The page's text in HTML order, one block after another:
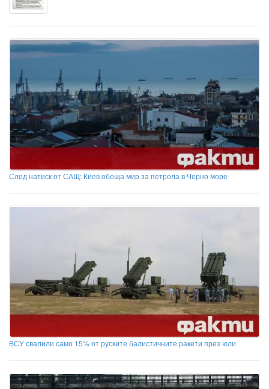
След натиск от САЩ: Киев обеща мир за петрола в Черно море
ВСУ свалили само 15% от руските балистичните ракети през юли